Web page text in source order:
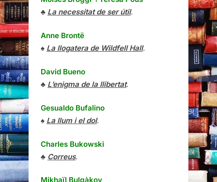
♣ La necessitat de ser útil.
Anne Brontë
♠ La llogatera de Wildfell Hall.
David Bueno
♣ L’enigma de la llibertat.
Gesualdo Bufalino
♠ La llum i el dol.
Charles Bukowski
♣ Correus.
Mikhaïl Bulgàkov